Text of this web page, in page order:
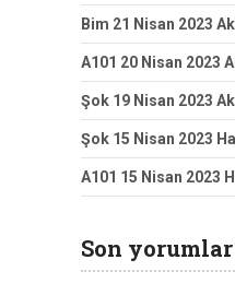
Bim 21 Nisan 2023
A101 20 Nisan 2023
Şok 19 Nisan 2023
Şok 15 Nisan 2023
A101 15 Nisan 2023
Son yorumlar